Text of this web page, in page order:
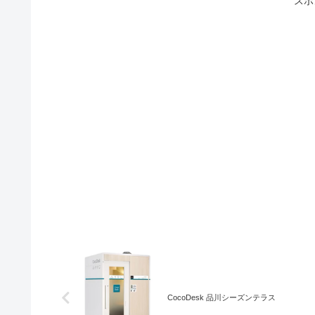
CocoDesk 品川シーズンテラス